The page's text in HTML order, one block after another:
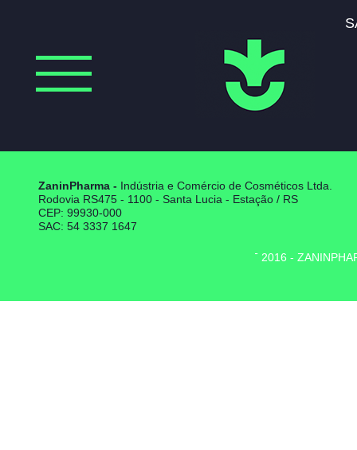
ZaninPharma - Indústria e Comércio de Cosméticos Ltda.
Rodovia RS475 - 1100 - Santa Lucia - Estação / RS
CEP: 99930-000
SAC: 54 3337 1647
COPYRIGHT 2016 -